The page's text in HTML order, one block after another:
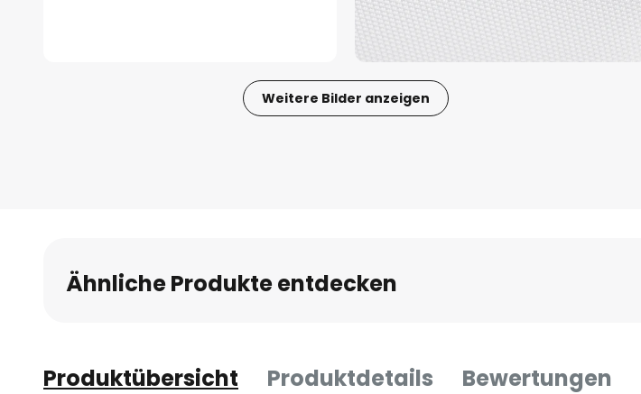
Weitere Bilder anzeigen
Ähnliche Produkte entdecken
Produktübersicht Produktdetails Bewertungen